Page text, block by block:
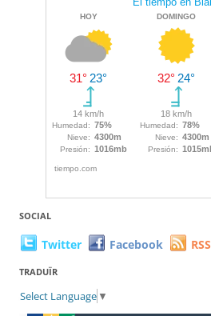
SOCIAL
Twitter Facebook RSS
TRADUÏR
Select Language ▼